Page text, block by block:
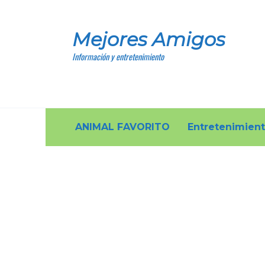
Mejores Amigos
Información y entretenimiento
ANIMAL FAVORITO